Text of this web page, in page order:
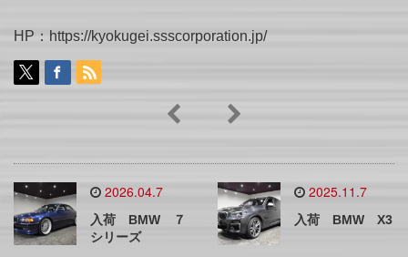
HP：https://kyokugei.ssscorporation.jp/
2026.04.7
入荷 BMW ７
シリーズ
2025.11.7
入荷 BMW X3